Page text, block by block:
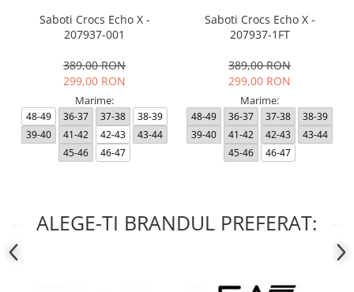
Saboti Crocs Echo X -
207937-001
389,00 RON
299,00 RON
Marime:
48-49 36-37 37-38
38-39
39-40
41-42 42-43
43-44
45-46
46-47
Saboti Crocs Echo X -
207937-1FT
389,00 RON
299,00 RON
Marime:
48-49 36-37 37-38
38-39
39-40
41-42 42-43
43-44
45-46
46-47
ALEGE-TI BRANDUL PREFERAT: